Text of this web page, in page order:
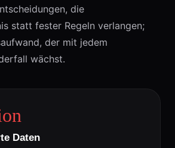
die
statt fester Regeln verlangen;
der mit jedem
wächst.
Daten